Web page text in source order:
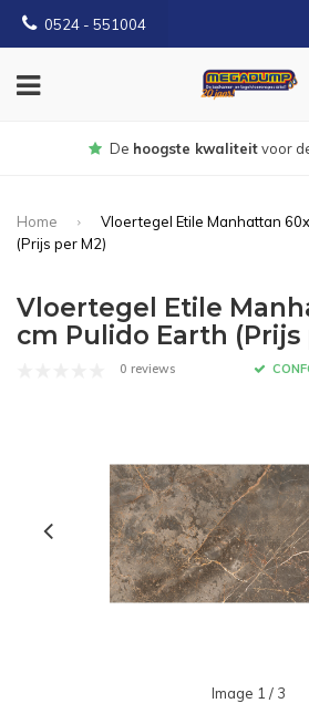
0524 - 551004
Gratisbezorgd
Home
Vloertegel Etile Manhattan
(Prijs per M2)
Vloertegel Etile
cm Pulido Earth (Prijs
0 reviews
Image 1 / 3